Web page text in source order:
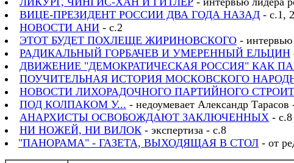
ВИЦЕ-ПРЕЗИДЕНТ РОССИИ ДВА ГОДА НАЗАД - с.1, 2
НОВОСТИ АНИ - с.2
ЭТОТ БУДЕТ ПОХЛЕЩЕ ЖИРИНОВСКОГО -
РАДИКАЛЬНЫЙ ГОРБАЧЕВ И УМЕРЕННЫЙ ЕЛЬЦИН
ДВИЖЕНИЕ "ДЕМОКРАТИЧЕСКАЯ РОССИЯ" КАК
ПОУЧИТЕЛЬНАЯ ИСТОРИЯ МОСКОВСКОГО
НОВОСТИ ЛИХОРАДОЧНОГО ПАРТИЙНОГО
ПОД КОЛПАКОМ У... - недоумевает Александр Тарасов
АНАРХИСТЫ ОСВОБОЖДАЮТ ЗАКЛЮЧЕННЫХ - с.8
НИ НОЖЕЙ, НИ ВИЛОК - экспертиза - с.8
"ПАНОРАМА" - ГАЗЕТА, ВЫХОДЯЩАЯ В СТОЛ - от